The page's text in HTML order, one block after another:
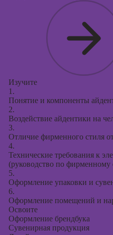
Изучите
1.
Понятие и компоненты
2.
Воздействие айдентики на
3.
Отличие фирменного стиля
4.
Технические требования к
(руководство по фирменному
5.
Оформление упаковки и
6.
Оформление помещений и
Освоите
Оформление брендбука
Сувенирная продукция